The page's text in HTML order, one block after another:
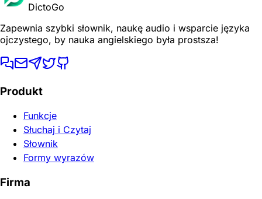
DictoGo
Zapewnia szybki słownik, naukę audio i wsparcie języka
ojczystego, by nauka angielskiego była prostsza!
Produkt
Funkcje
Słuchaj i Czytaj
Słownik
Formy wyrazów
Firma